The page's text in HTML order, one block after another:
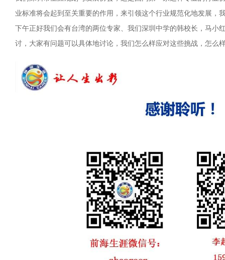
业标准将会起到至关重要的作用，来引领这个行业规范化地发展，
下午正好我们会有台湾的两位专家、我们深圳中学的韩校长，马小
讨，大家有问题可以具体地讨论，我们怎么样应对这些挑战，怎么